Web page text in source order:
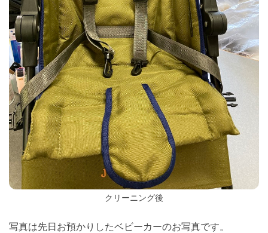
クリーニング後
写真は先日お預かりしたベビーカーのお写真です。